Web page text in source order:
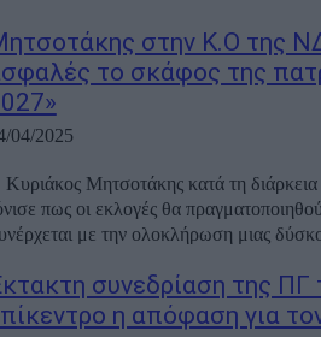
στην Κ.Ο της
το σκάφος της
04/2025
Μητσοτάκης κατά τη
πως οι εκλογές θα
με την ολοκλήρωση μιας
συνεδρίαση της ΠΓ
η απόφαση για